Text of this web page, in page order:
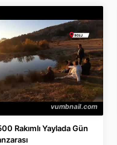
Rakımlı Yaylada Gün